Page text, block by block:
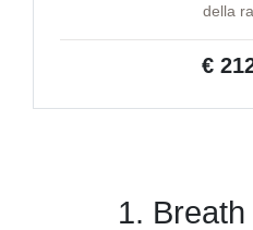
della
€
1.